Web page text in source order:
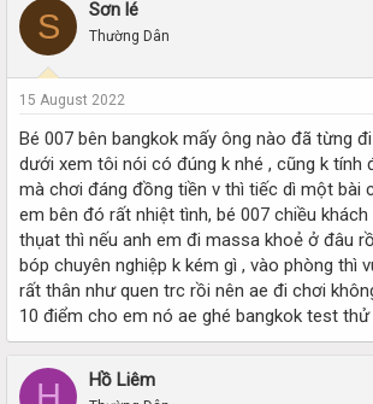
a
t
a
r
t
e
r
t
t
e
S Sơn lé
Thường Dân
15 August 2022
Bé 007 bên bangkok mấy ông nào đã từng
dưới xem tôi nói có đúng k nhé , cũng k tính
mà chơi đáng đồng tiền v thì tiếc dì một bài
em bên đó rất nhiệt tình, bé 007 chiều
thụat thì nếu anh em đi massa khoẻ ở đâu
bóp chuyên nghiệp k kém gì , vào phòng thì
rất thân như quen trc rồi nên ae đi chơi
10 điểm cho em nó ae ghé bangkok test
H Hồ Liêm